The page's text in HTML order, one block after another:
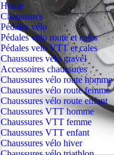
Home
Chaussures
Pédales vélo
Pédales velo route et cales
Pédales velo VTT et cales
Chaussures vélo gravel
Accessoires chaussures
Chaussures vélo route homme
Chaussures vélo route femme
Chaussures vélo route enfant
Chaussures VTT homme
Chaussures VTT femme
Chaussures VTT enfant
Chaussures vélo hiver